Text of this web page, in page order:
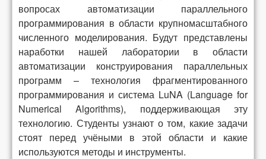
вопросах автоматизации параллельного
программирования в области крупномасштабного
численного моделирования. Будут представлены
наработки нашей лаборатории в области
автоматизации конструирования параллельных
программ – технология фрагментированного
программирования и система LuNA (Language for
Numerical Algorithms), поддерживающая эту
технологию. Студенты узнают о том, какие задачи
стоят перед учёными в этой области и какие
используются методы и инструменты.